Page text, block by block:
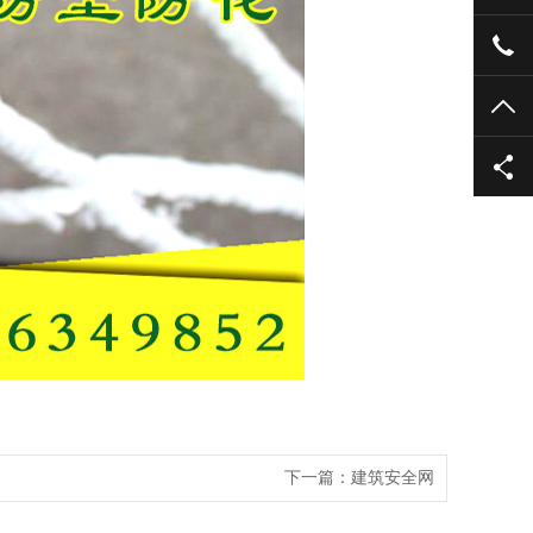
下一篇： 建筑安全网